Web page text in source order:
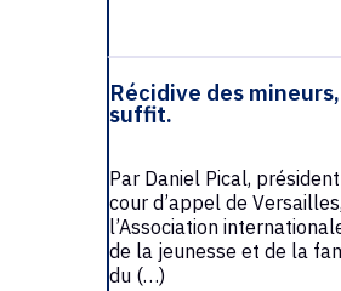
Récidive des
suffit.
Par Daniel Pical,
cour d’appel de
l’Association
de la jeunesse et de la
du (…)